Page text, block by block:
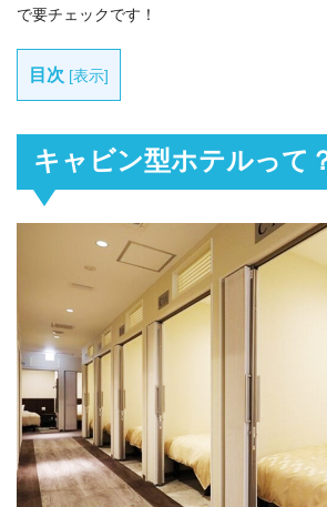
で要チェックです！
目次 [表示]
キャビン型ホテルって